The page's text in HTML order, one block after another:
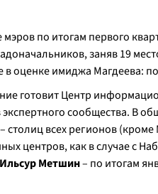
по итогам первого
заняв 19
оценке имиджа Магдеева: по
готовит Центр
сообщества. В
столиц всех регионов
центров, как в случае с
Ильсур Метшин– по итогам